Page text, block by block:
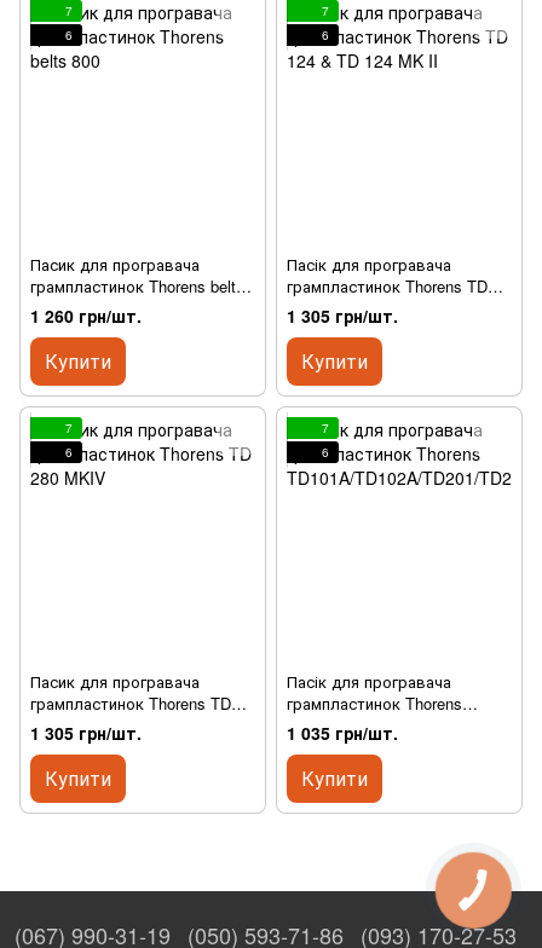
7
6
Пасик для програвача
грампластинок Thorens belts
800
1 260 грн/шт.
Купити
7
6
Пасік для програвача
грампластинок Thorens TD
124 & TD 124 MK II
1 305 грн/шт.
Купити
7
6
Пасик для програвача
грампластинок Thorens TD
280 MKIV
1 305 грн/шт.
Купити
7
6
Пасік для програвача
грампластинок Thorens
TD101A/TD102A/TD201/TD202/
TD1500
1 035 грн/шт.
Купити
(067) 990-31-19 (050) 593-71-86 (093) 170-27-53